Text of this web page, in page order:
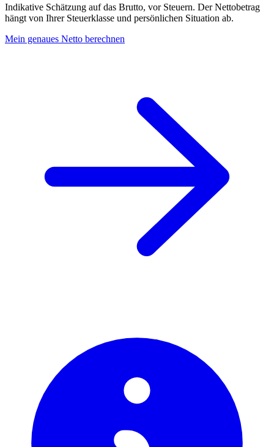
Indikative Schätzung auf das Brutto, vor Steuern. Der Nettobetrag
hängt von Ihrer Steuerklasse und persönlichen Situation ab.
Mein genaues Netto berechnen